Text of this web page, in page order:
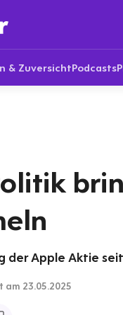
& ZuversichtPodcasts
der Apple Aktie
am 23.05.2025